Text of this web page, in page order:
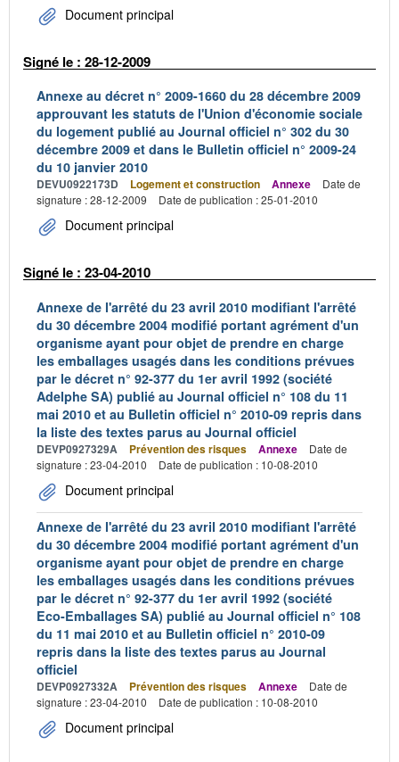
Document principal
Signé le : 28-12-2009
Annexe au décret n° 2009-1660 du 28 décembre 2009
approuvant les statuts de l'Union d'économie sociale
du logement publié au Journal officiel n° 302 du 30
décembre 2009 et dans le Bulletin officiel n° 2009-24
du 10 janvier 2010
DEVU0922173D Logement et construction Annexe
Date de
signature : 28-12-2009
Date de publication : 25-01-2010
Document principal
Signé le : 23-04-2010
Annexe de l'arrêté du 23 avril 2010 modifiant l'arrêté
du 30 décembre 2004 modifié portant agrément d'un
organisme ayant pour objet de prendre en charge
les emballages usagés dans les conditions prévues
par le décret n° 92-377 du 1er avril 1992 (société
Adelphe SA) publié au Journal officiel n° 108 du 11
mai 2010 et au Bulletin officiel n° 2010-09 repris dans
la liste des textes parus au Journal officiel
DEVP0927329A Prévention des risques Annexe
Date de
signature : 23-04-2010
Date de publication : 10-08-2010
Document principal
Annexe de l'arrêté du 23 avril 2010 modifiant l'arrêté
du 30 décembre 2004 modifié portant agrément d'un
organisme ayant pour objet de prendre en charge
les emballages usagés dans les conditions prévues
par le décret n° 92-377 du 1er avril 1992 (société
Eco-Emballages SA) publié au Journal officiel n° 108
du 11 mai 2010 et au Bulletin officiel n° 2010-09
repris dans la liste des textes parus au Journal
officiel
DEVP0927332A Prévention des risques Annexe
Date de
signature : 23-04-2010
Date de publication : 10-08-2010
Document principal